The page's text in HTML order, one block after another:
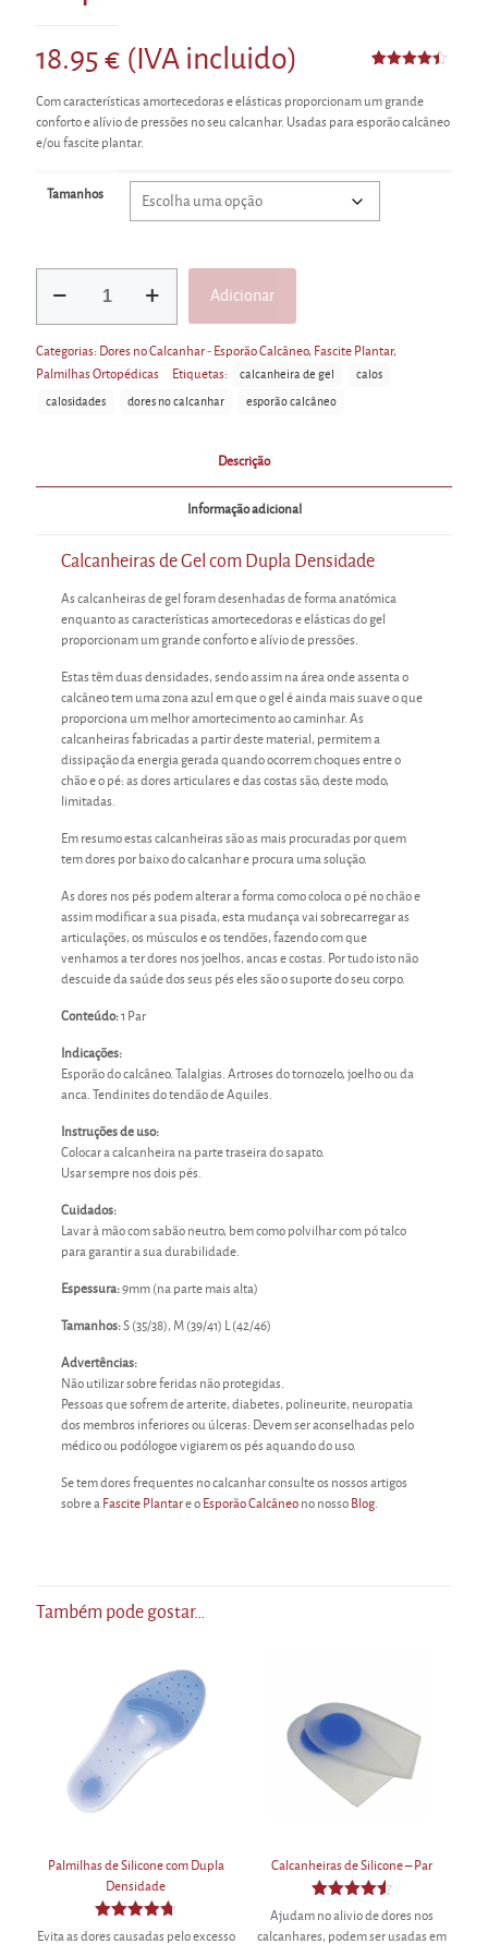
em 5 com
base em
18.95 € (IVA incluido)
Com características amortecedoras e elásticas proporcionam um grande
conforto e alívio de pressões no seu calcanhar. Usadas para esporão calcâneo
e/ou fascite plantar.
Tamanhos
Gel
com
Dupla
Adicionar
Categorias: Dores no Calcanhar - Esporão Calcâneo, Fascite Plantar,
Palmilhas Ortopédicas
Etiquetas: calcanheira de gel calos
calosidades dores no calcanhar esporão calcâneo
Descrição
Informação adicional
Calcanheiras de Gel com Dupla Densidade
As calcanheiras de gel foram desenhadas de forma anatómica
enquanto as características amortecedoras e elásticas do gel
proporcionam um grande conforto e alívio de pressões.
Estas têm duas densidades, sendo assim na área onde assenta o
calcâneo tem uma zona azul em que o gel é ainda mais suave o que
proporciona um melhor amortecimento ao caminhar. As
calcanheiras fabricadas a partir deste material, permitem a
dissipação da energia gerada quando ocorrem choques entre o
chão e o pé: as dores articulares e das costas são, deste modo,
limitadas.
Em resumo estas calcanheiras são as mais procuradas por quem
tem dores por baixo do calcanhar e procura uma solução.
As dores nos pés podem alterar a forma como coloca o pé no chão e
assim modificar a sua pisada, esta mudança vai sobrecarregar as
articulações, os músculos e os tendões, fazendo com que
venhamos a ter dores nos joelhos, ancas e costas. Por tudo isto não
descuide da saúde dos seus pés eles são o suporte do seu corpo.
Conteúdo:1 Par
Indicações:
Esporão do calcâneo. Talalgias. Artroses do tornozelo, joelho ou da
anca. Tendinites do tendão de Aquiles.
Instruções de uso:
Colocar a calcanheira na parte traseira do sapato.
Usar sempre nos dois pés.
Cuidados:
Lavar à mão com sabão neutro, bem como polvilhar com pó talco
para garantir a sua durabilidade.
Espessura:9mm (na parte mais alta)
Tamanhos:S (35/38), M (39/41) L (42/46)
Advertências:
Não utilizar sobre feridas não protegidas.
Pessoas que sofrem de arterite, diabetes, polineurite, neuropatia
dos membros inferiores ou úlceras: Devem ser aconselhadas pelo
médico ou podólogoe vigiarem os pés aquando do uso.
Se tem dores frequentes no calcanhar consulte os nossos artigos
sobre a Fascite Plantare o Esporão Calcâneo no nosso Blog.
Também pode gostar…
Palmilhas de Silicone com Dupla
Densidade
Avaliação
Evita as dores causadas pelo excesso
Calcanheiras de Silicone – Par
Avaliação
4.55
de 5
Ajudam no alivio de dores nos
calcanhares, podem ser usadas em